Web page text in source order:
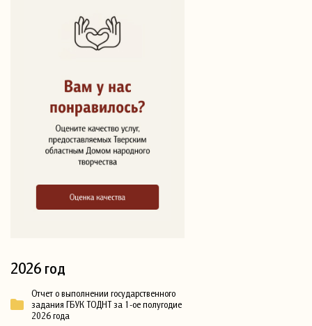
2026 год
Отчет о выполнении государственного
задания ГБУК ТОДНТ за 1-ое полугодие
2026 года